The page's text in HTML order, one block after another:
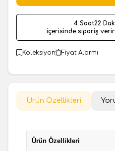
4 Saat22
içerisinde sipariş
Koleksiyon Fiyat Alarmı
Ürün Özellikleri
Ürün Özellikleri